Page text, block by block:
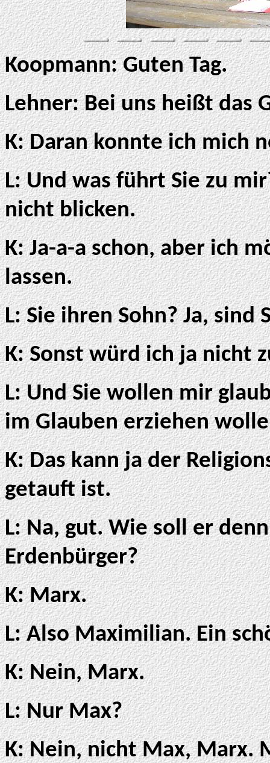
Koopmann: Guten Tag.
Lehner: Bei uns heißt das
K: Daran konnte ich mich
L: Und was führt Sie zu
nicht blicken.
K: Ja-a-a schon, aber ich
lassen.
L: Sie ihren Sohn? Ja,
K: Sonst würd ich ja nicht
L: Und Sie wollen mir
im Glauben erziehen
K: Das kann ja der
getauft ist.
L: Na, gut. Wie soll er
Erdenbürger?
K: Marx.
L: Also Maximilian. Ein
K: Nein, Marx.
L: Nur Max?
K: Nein, nicht Max, Marx.